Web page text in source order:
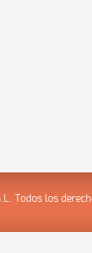
Todos los